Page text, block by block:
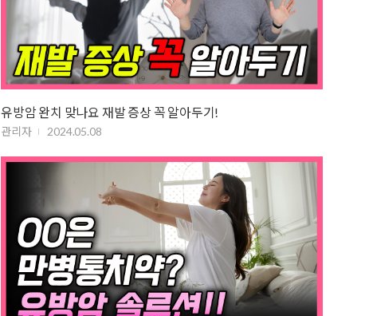
유방암 완치 맞나요 재발 증상 꼭 알아두기!
관리자 2024.05.08